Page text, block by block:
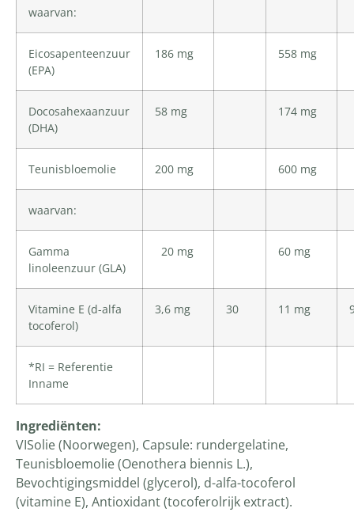
waarvan:
Eicosapenteenzuur
(EPA)
186 mg 558 mg
Docosahexaanzuur
(DHA)
58 mg 174 mg
Teunisbloemolie 200 mg 600 mg
waarvan:
Gamma
linoleenzuur (GLA)
20 mg 60 mg
Vitamine E (d-alfa
tocoferol)
3,6 mg 30 11 mg
*RI = Referentie
Inname
Ingrediënten:
VISolie (Noorwegen), Capsule: rundergelatine,
Teunisbloemolie (Oenothera biennis L.),
Bevochtigingsmiddel (glycerol), d-alfa-tocoferol
(vitamine E), Antioxidant (tocoferolrijk extract).